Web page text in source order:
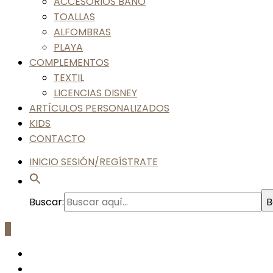
TOALLAS
ALFOMBRAS
PLAYA
COMPLEMENTOS
TEXTIL
LICENCIAS DISNEY
ARTÍCULOS PERSONALIZADOS
KIDS
CONTACTO
INICIO SESIÓN/REGÍSTRATE
Buscar: